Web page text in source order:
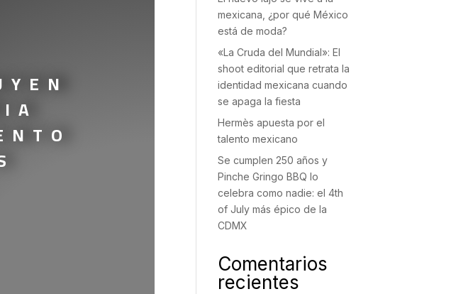
mexicana, ¿por qué México
está de moda?
«La Cruda del Mundial»: El
shoot editorial que retrata la
identidad mexicana cuando
se apaga la fiesta
Hermès apuesta por el
talento mexicano
Se cumplen 250 años y
Pinche Gringo BBQ lo
celebra como nadie: el 4th
of July más épico de la
CDMX
Comentarios
recientes